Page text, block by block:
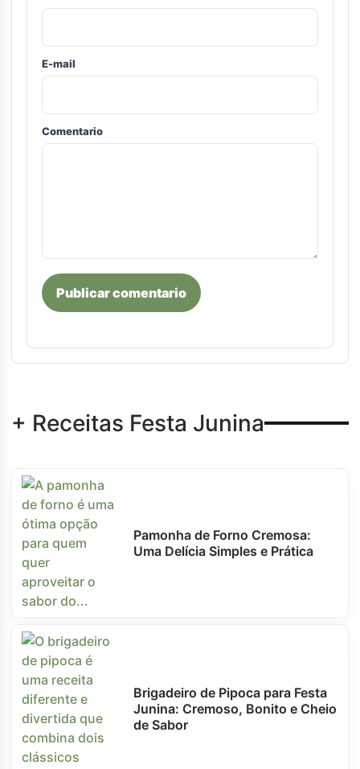
E-mail
Comentario
Publicar comentario
+ Receitas Festa Junina
Pamonha de Forno Cremosa:
Uma Delícia Simples e Prática
Brigadeiro de Pipoca para Festa
Junina: Cremoso, Bonito e Cheio
de Sabor